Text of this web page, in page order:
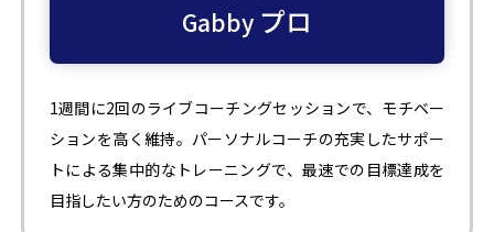
Gabby プロ
1週間に2回のライブコーチングセッションで、モチベー
ションを高く維持。パーソナルコーチの充実したサポー
トによる集中的なトレーニングで、最速での目標達成を
目指したい方のためのコースです。